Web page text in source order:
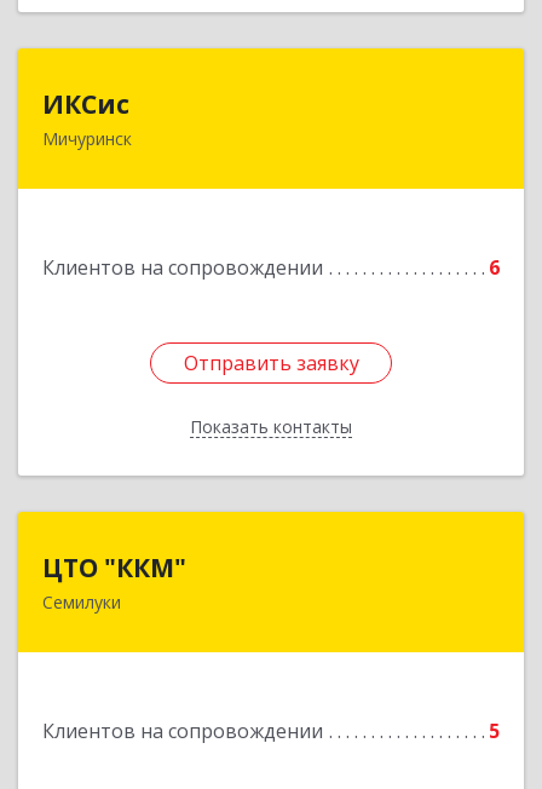
ИКСис
Мичуринск
Клиентов на сопровождении 6
Отправить заявку
Показать контакты
Отправить заявку
Назад
ЦТО "ККМ"
Семилуки
Клиентов на сопровождении 5